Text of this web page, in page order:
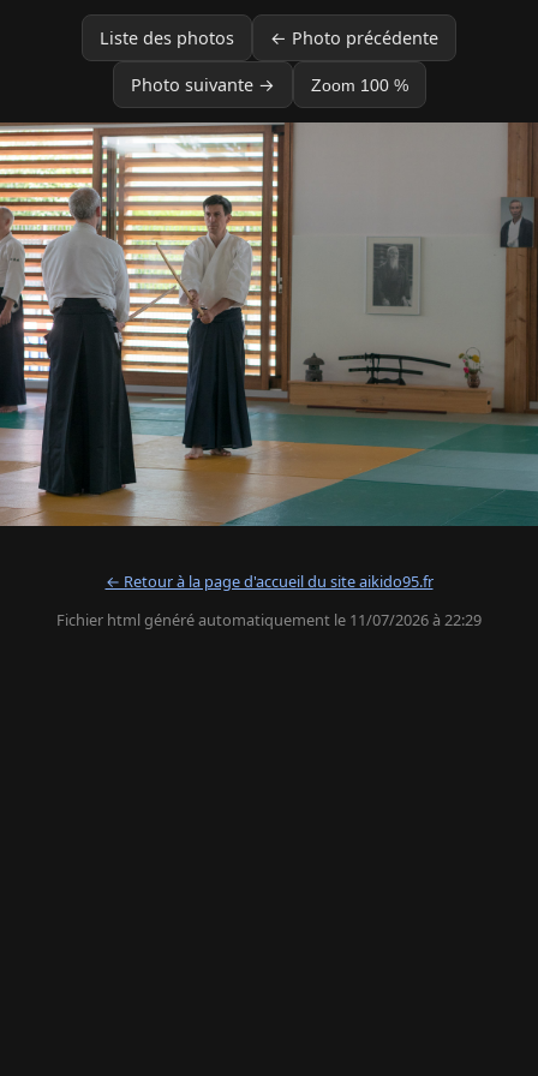
Liste des photos ← Photo précédente
Photo suivante → Zoom 100 %
← Retour à la page d'accueil du site aikido95.fr
Fichier html généré automatiquement le 11/07/2026 à 22:29